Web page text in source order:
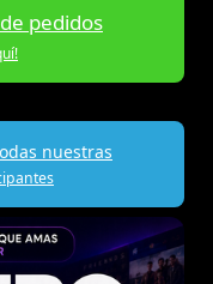
pedidos
nuestras